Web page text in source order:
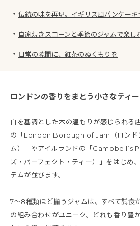
・ 伝統の味を再現。イギリス風パンケーキ
・ 自家焼きスコーンと季節のジャムで楽し
・ 日常の隙間に、紅茶のぬくもりを
ロンドンの香りをまとう小さなティ
白を基調とした木の温もりが感じられる
の「London Borough of Jam（ロンド
ム）」やアイルランドの「Campbell’s
ズ・パーフェクト・ティー）」をはじめ
テムが並びます。
7～8種類ほど揃うジャムは、すべて試食
の組み合わせがユニーク。どれも香り豊